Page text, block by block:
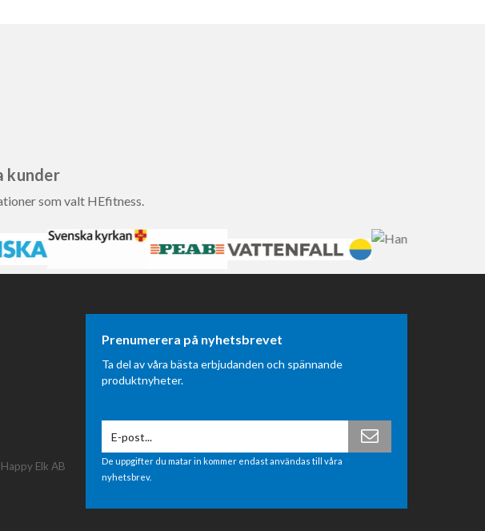
kunder
som valt HEfitness.
Elk AB
Prenumerera på nyhetsbrevet
Ta del av våra bästa erbjudanden och spännande
produktnyheter.
De uppgifter du matar in kommer endast användas till våra
nyhetsbrev.